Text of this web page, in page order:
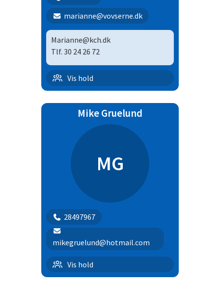
marianne@vovserne.dk
Marianne@kch.dk
Tlf. 30 24 26 72
Vis hold
Begynderhold + 8 mdr | 11
Mike Gruelund
MG
28497967
mikegruelund@hotmail.com
Vis hold
Begynderhold + 8 mdr | 11